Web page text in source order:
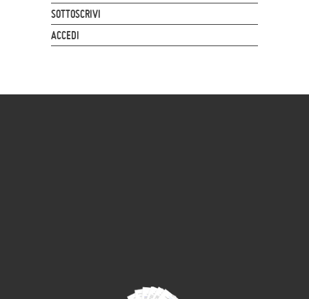
SOTTOSCRIVI
ACCEDI